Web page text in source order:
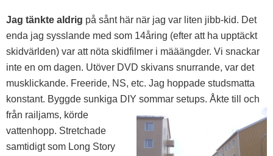
Jag tänkte aldrig på sånt här när jag var liten jibb-kid. Det
enda jag sysslande med som 14åring (efter att ha upptäckt
skidvärlden) var att nöta skidfilmer i määängder. Vi snackar
inte en om dagen. Utöver DVD skivans snurrande, var det
musklickande. Freeride, NS, etc. Jag hoppade studsmatta
konstant. Byggde sunkiga DIY sommar setups. Åkte till och
från railjams, körde
vattenhopp. Stretchade
samtidigt som Long Story